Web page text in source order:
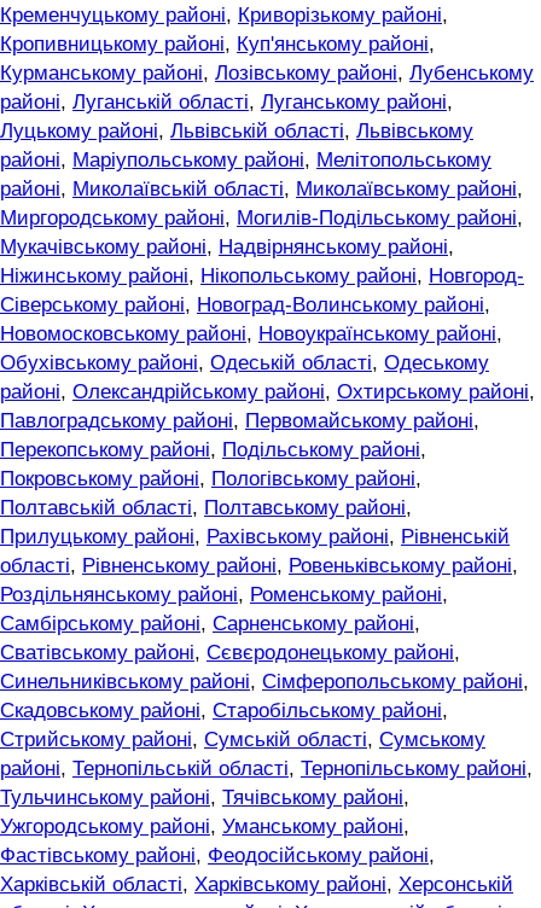
Кременчуцькому районі, Криворізькому районі,
Кропивницькому районі, Куп'янському районі,
Курманському районі, Лозівському районі, Лубенському
районі, Луганській області, Луганському районі,
Луцькому районі, Львівській області, Львівському
районі, Маріупольському районі, Мелітопольському
районі, Миколаївській області, Миколаївському районі,
Миргородському районі, Могилів-Подільському районі,
Мукачівському районі, Надвірнянському районі,
Ніжинському районі, Нікопольському районі, Новгород-
Сіверському районі, Новоград-Волинському районі,
Новомосковському районі, Новоукраїнському районі,
Обухівському районі, Одеській області, Одеському
районі, Олександрійському районі, Охтирському районі,
Павлоградському районі, Первомайському районі,
Перекопському районі, Подільському районі,
Покровському районі, Пологівському районі,
Полтавській області, Полтавському районі,
Прилуцькому районі, Рахівському районі, Рівненській
області, Рівненському районі, Ровеньківському районі,
Роздільнянському районі, Роменському районі,
Самбірському районі, Сарненському районі,
Сватівському районі, Сєвєродонецькому районі,
Синельниківському районі, Сімферопольському районі,
Скадовському районі, Старобільському районі,
Стрийському районі, Сумській області, Сумському
районі, Тернопільській області, Тернопільському районі,
Тульчинському районі, Тячівському районі,
Ужгородському районі, Уманському районі,
Фастівському районі, Феодосійському районі,
Харківській області, Харківському районі, Херсонській